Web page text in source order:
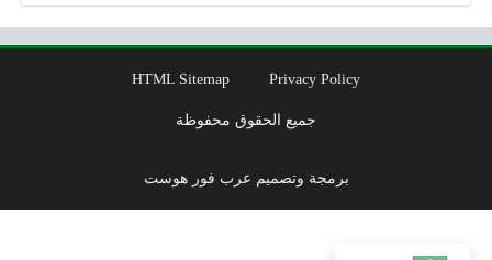
Privacy Policy
HTML Sitemap
جميع الحقوق محفوظة
برمجة وتصميم عرب فور هوست